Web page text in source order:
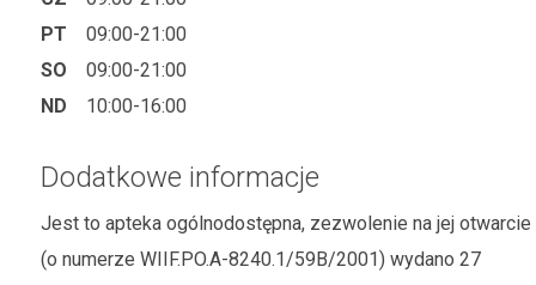
PT
09:00-21:00
SO
09:00-21:00
ND
10:00-16:00
Dodatkowe informacje
Jest to apteka ogólnodostępna, zezwolenie na jej otwarcie
(o numerze WIIF.PO.A-8240.1/59B/2001) wydano 27